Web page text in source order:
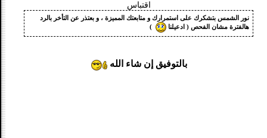
اقتباس
نور الشمس بتشكرك على استمرارك و متابعتك المميزة ، و بعتذر عن التأخر بالرد
هالفترة مشان الفحص ( ادعيلنا
)
بالتوفيق إن شاء الله